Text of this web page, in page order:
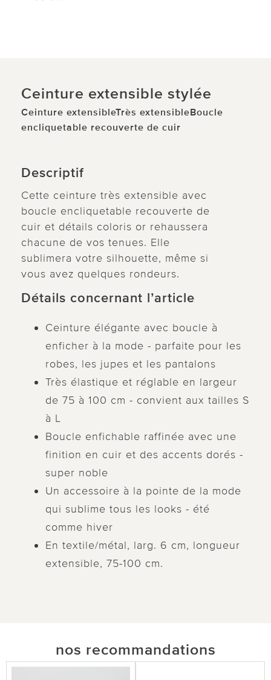
Ceinture extensible stylée
Ceinture extensibleTrès extensibleBoucle
encliquetable recouverte de cuir
Descriptif
Cette ceinture très extensible avec
boucle encliquetable recouverte de
cuir et détails coloris or rehaussera
chacune de vos tenues. Elle
sublimera votre silhouette, même si
vous avez quelques rondeurs.
Détails concernant l’article
Ceinture élégante avec boucle à
enficher à la mode - parfaite pour les
robes, les jupes et les pantalons
Très élastique et réglable en largeur
de 75 à 100 cm - convient aux tailles S
à L
Boucle enfichable raffinée avec une
finition en cuir et des accents dorés -
super noble
Un accessoire à la pointe de la mode
qui sublime tous les looks - été
comme hiver
En textile/métal, larg. 6 cm, longueur
extensible, 75-100 cm.
nos recommandations